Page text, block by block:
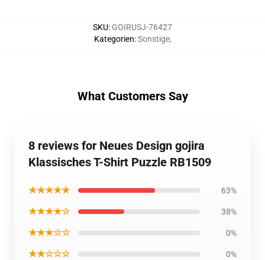
SKU: GOIRUSJ-76427
Kategorien:Sonstige,
What Customers Say
8 reviews for Neues Design gojira
Klassisches T-Shirt Puzzle RB1509
★★★★★ 63%
★★★★☆ 38%
★★★☆☆ 0%
★★☆☆☆ 0%